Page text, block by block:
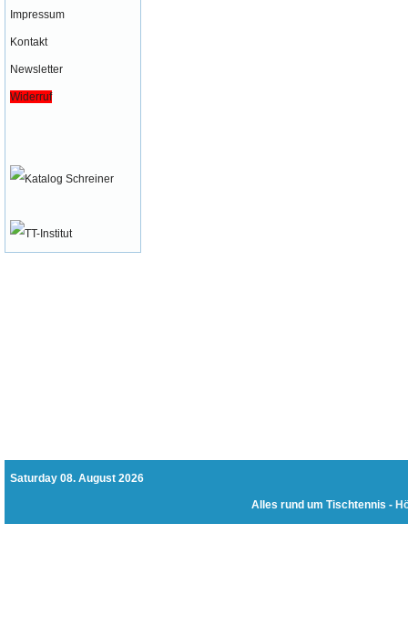
Impressum
Kontakt
Newsletter
Widerruf
Saturday 08. August 2026
Alles rund um Tischtennis -